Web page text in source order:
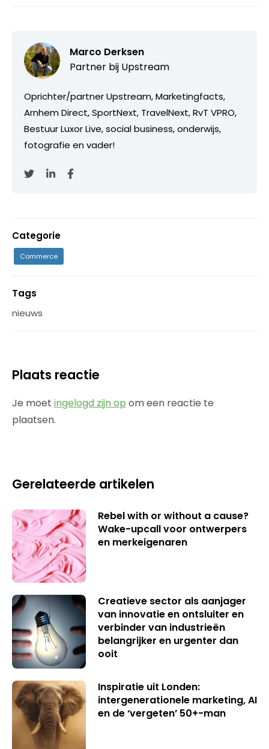
Marco Derksen
Partner bij Upstream
Oprichter/partner Upstream, Marketingfacts,
Arnhem Direct, SportNext, TravelNext, RvT VPRO,
Bestuur Luxor Live, social business, onderwijs,
fotografie en vader!
Categorie
Commerce
Tags
nieuws
Plaats reactie
Je moet ingelogd zijn op om een reactie te
plaatsen.
Gerelateerde artikelen
Rebel with or without a cause?
Wake-upcall voor ontwerpers
en merkeigenaren
Creatieve sector als aanjager
van innovatie en ontsluiter en
verbinder van industrieën
belangrijker en urgenter dan
ooit
Inspiratie uit Londen:
intergenerationele marketing, AI
en de ‘vergeten’ 50+-man